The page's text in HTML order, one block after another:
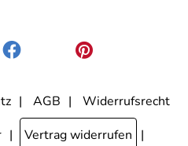
des Newsletters anklicke. Die
zur Kenntnis genommen.
AGB
Widerrufsrecht
Vertrag widerrufen